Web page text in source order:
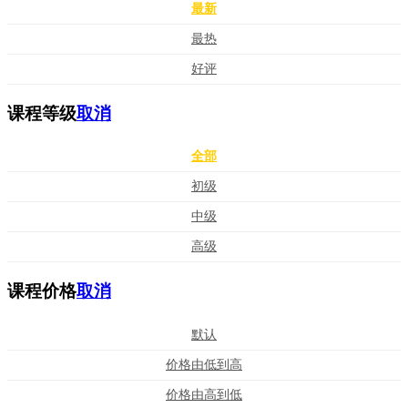
最新
最热
好评
课程等级取消
全部
初级
中级
高级
课程价格取消
默认
价格由低到高
价格由高到低